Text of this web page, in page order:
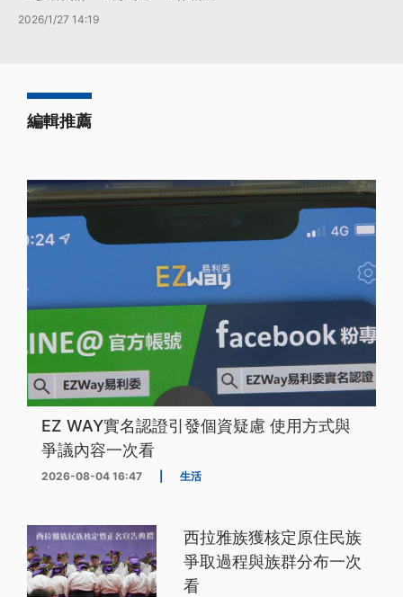
2026/1/27 14:19
編輯推薦
EZ WAY實名認證引發個資疑慮 使用方式與
爭議內容一次看
2026-08-04 16:47 生活
西拉雅族獲核定原住民族
爭取過程與族群分布一次
看